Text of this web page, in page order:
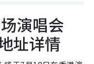
演唱会
址详情